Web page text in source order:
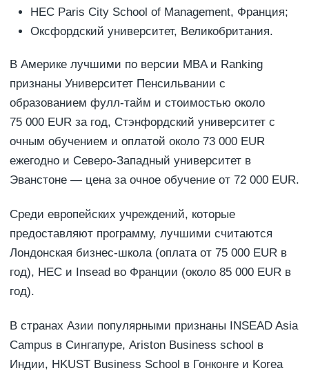
HEC Paris City School of Management, Франция;
Оксфордский университет, Великобритания.
В Америке лучшими по версии MBA и Ranking
признаны Университет Пенсильвании с
образованием фулл-тайм и стоимостью около
75 000 EUR за год, Стэнфордский университет с
очным обучением и оплатой около 73 000 EUR
ежегодно и Северо-Западный университет в
Эванстоне — цена за очное обучение от 72 000 EUR.
Среди европейских учреждений, которые
предоставляют программу, лучшими считаются
Лондонская бизнес-школа (оплата от 75 000 EUR в
год), HEC и Insead во Франции (около 85 000 EUR в
год).
В странах Азии популярными признаны INSEAD Asia
Campus в Сингапуре, Ariston Business school в
Индии, HKUST Business School в Гонконге и Korea